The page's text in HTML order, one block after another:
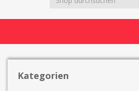
Kategorien